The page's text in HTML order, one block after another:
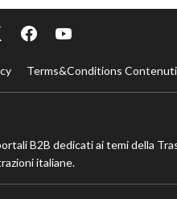
Terms&Conditions
B2B dedicati ai temi della
italiane.